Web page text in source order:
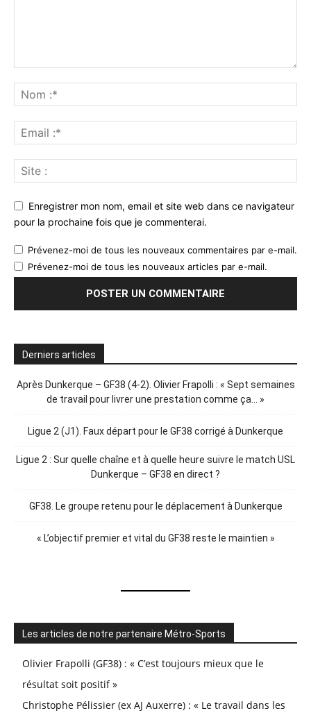
Enregistrer mon nom, email et site web dans ce navigateur
pour la prochaine fois que je commenterai.
Prévenez-moi de tous les nouveaux commentaires par e-mail.
Prévenez-moi de tous les nouveaux articles par e-mail.
Derniers articles
Après Dunkerque – GF38 (4-2). Olivier Frapolli : « Sept semaines
de travail pour livrer une prestation comme ça… »
Ligue 2 (J1). Faux départ pour le GF38 corrigé à Dunkerque
Ligue 2 : Sur quelle chaîne et à quelle heure suivre le match USL
Dunkerque – GF38 en direct ?
GF38. Le groupe retenu pour le déplacement à Dunkerque
« L’objectif premier et vital du GF38 reste le maintien »
Les articles de notre partenaire Métro-Sports
Olivier Frapolli (GF38) : « C’est toujours mieux que le
résultat soit positif »
Christophe Pélissier (ex AJ Auxerre) : « Le travail dans les